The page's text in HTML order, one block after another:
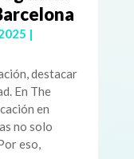
|
destacar
En The
en
no solo
eso,